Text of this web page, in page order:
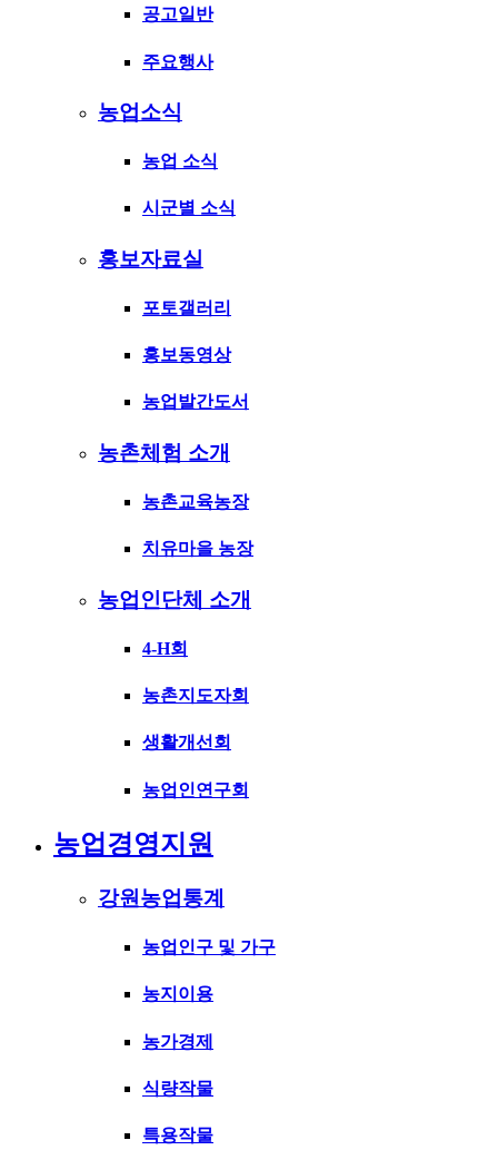
공고일반
주요행사
농업소식
농업 소식
시군별 소식
홍보자료실
포토갤러리
홍보동영상
농업발간도서
농촌체험 소개
농촌교육농장
치유마을 농장
농업인단체 소개
4-H회
농촌지도자회
생활개선회
농업인연구회
농업경영지원
강원농업통계
농업인구 및 가구
농지이용
농가경제
식량작물
특용작물